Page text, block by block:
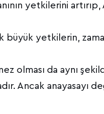
yetkilerini
büyük yetkilerin,
olması da aynı
Ancak anayasayı